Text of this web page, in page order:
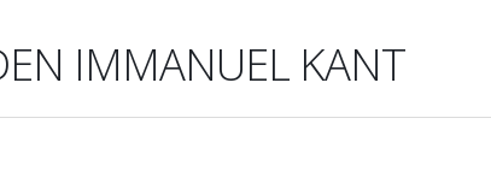
IMMANUEL KANT